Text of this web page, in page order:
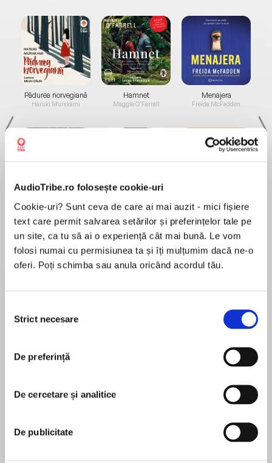
AudioTribe.ro folosește cookie-uri
Cookie-uri? Sunt ceva de care ai mai auzit - mici fișiere
text care permit salvarea setărilor și preferințelor tale pe
un site, ca tu să ai o experiență cât mai bună. Le vom
folosi numai cu permisiunea ta și îți mulțumim dacă ne-o
oferi. Poți schimba sau anula oricând acordul tău.
consimțământului
Strict necesare
De preferință
De cercetare și analitice
De publicitate
Pădurea norvegiană
Haruki Murakami
Elita de Argint (Elita
Hamnet
Maggie O'Farrell
Diavolul se îmbracă de
Menajera
Freida McFadden
Migdală
Despre Oppenheimer s-a scris enorm, s-a făcut
lui a înflăcărat imaginația publicului. și pe drept
cuvânt. Fizician teoretician strălucit, cu mari
apariției mecanicii cuantice, conducător al
În acest moment nu există recenzii